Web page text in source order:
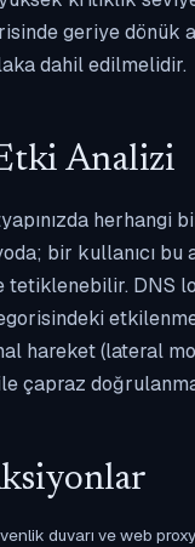
geriye dönük
dahil edilmelidir.
Analizi
bir kullanıcı
DNS
hareket (lateral
çapraz
duvarı ve web